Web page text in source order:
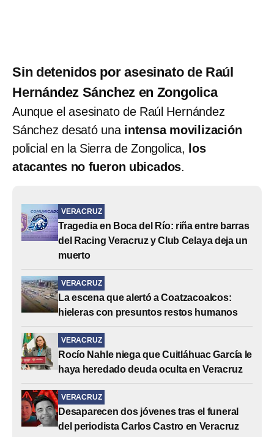
Sin detenidos por asesinato de Raúl
Hernández Sánchez en Zongolica
Aunque el asesinato de Raúl Hernández
Sánchez desató unaintensa movilización
policial en la Sierra de Zongolica, los
atacantes no fueron ubicados.
VERACRUZ
Tragedia en Boca del Río: riña entre barras
del Racing Veracruz y Club Celaya deja un
muerto
VERACRUZ
La escena que alertó a Coatzacoalcos:
hieleras con presuntos restos humanos
VERACRUZ
Rocío Nahle niega que Cuitláhuac García le
haya heredado deuda oculta en Veracruz
VERACRUZ
Desaparecen dos jóvenes tras el funeral
del periodista Carlos Castro en Veracruz